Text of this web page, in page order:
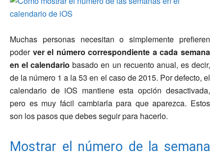
Muchas personas necesitan o simplemente prefieren
poder ver el número correspondiente a cada semana
en el calendario basado en un recuento anual, es decir,
de la número 1 a la 53 en el caso de 2015. Por defecto, el
calendario de iOS mantiene esta opción desactivada,
pero es muy fácil cambiarla para que aparezca. Estos
son los pasos que debes seguir para hacerlo.
Mostrar el número de la semana